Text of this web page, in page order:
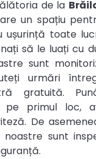
de la
un spațiu
ușurință toate
să le luați cu
sunt
urmări
gratuită.
pe primul loc,
De
noastre sunt